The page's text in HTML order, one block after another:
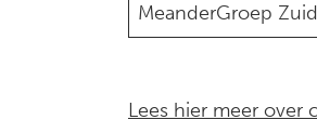
MeanderGroep
Lees hier meer over